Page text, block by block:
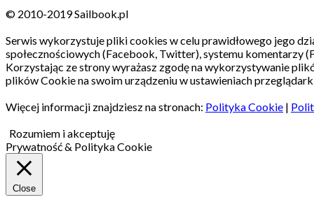
© 2010-2019 Sailbook.pl
Serwis wykorzystuje pliki cookies w celu prawidłowego jego
społecznościowych (Facebook, Twitter), systemu komentarzy
Korzystając ze strony wyrażasz zgodę na wykorzystywanie
plików Cookie na swoim urządzeniu w ustawieniach
Więcej informacji znajdziesz na stronach: Polityka Cookie |
Rozumiem i akceptuję
Prywatność & Polityka Cookie
Close